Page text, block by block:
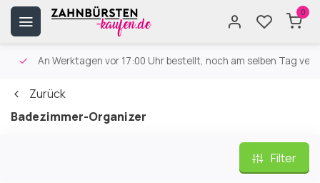
0
An Werktagen vor 17:00 Uhr bestellt, noch am selben Tag
Zurück
Badezimmer-Organizer
Filter